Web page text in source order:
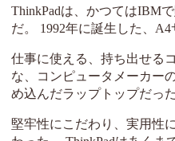
ThinkPadは、かつてはIBM
だ。 1992年に誕生した、A4
仕事に使える、持ち出せる
な、コンピュータメーカー
め込んだラップトップだった
堅牢性にこだわり、実用性